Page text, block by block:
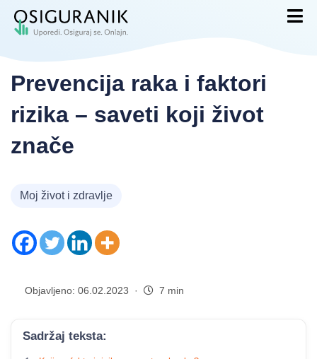
Prevencija raka i faktori
rizika – saveti koji život
znače
Moj život i zdravlje
Objavljeno: 06.02.2023 · 7 min
Sadržaj teksta: